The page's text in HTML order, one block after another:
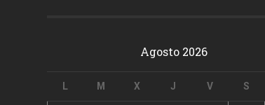
Agosto 2026
L M X J V S